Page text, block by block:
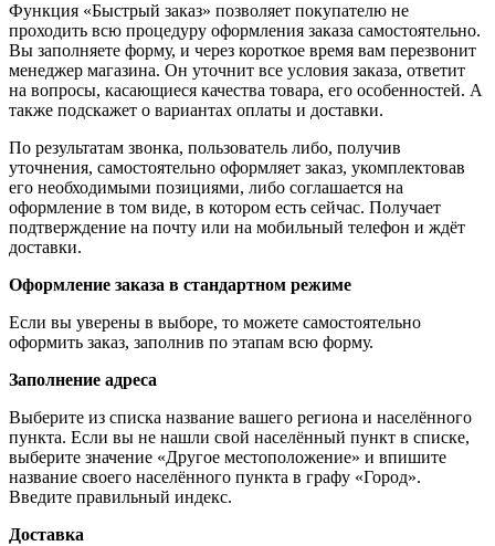
Функция «Быстрый заказ» позволяет покупателю не
проходить всю процедуру оформления заказа самостоятельно.
Вы заполняете форму, и через короткое время вам перезвонит
менеджер магазина. Он уточнит все условия заказа, ответит
на вопросы, касающиеся качества товара, его особенностей. А
также подскажет о вариантах оплаты и доставки.
По результатам звонка, пользователь либо, получив
уточнения, самостоятельно оформляет заказ, укомплектовав
его необходимыми позициями, либо соглашается на
оформление в том виде, в котором есть сейчас. Получает
подтверждение на почту или на мобильный телефон и ждёт
доставки.
Оформление заказа в стандартном режиме
Если вы уверены в выборе, то можете самостоятельно
оформить заказ, заполнив по этапам всю форму.
Заполнение адреса
Выберите из списка название вашего региона и населённого
пункта. Если вы не нашли свой населённый пункт в списке,
выберите значение «Другое местоположение» и впишите
название своего населённого пункта в графу «Город».
Введите правильный индекс.
Доставка